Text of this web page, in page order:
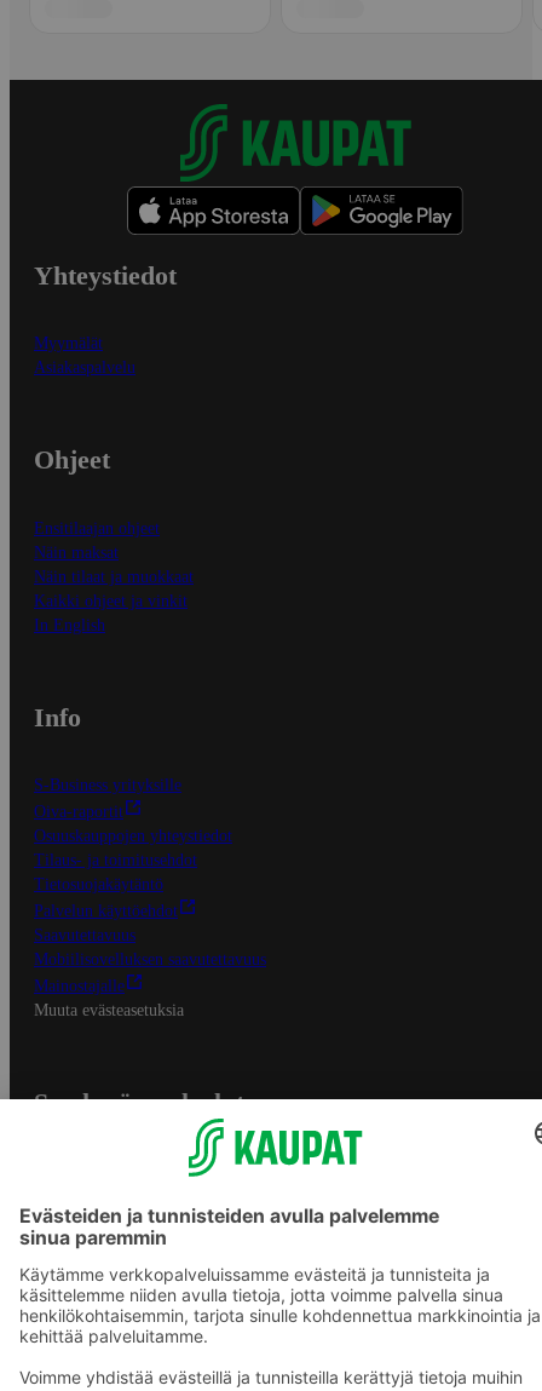
Yhteystiedot
Myymälät
Asiakaspalvelu
Ohjeet
Ensitilaajan ohjeet
Näin maksat
Näin tilaat ja muokkaat
Kaikki ohjeet ja vinkit
In English
Info
S-Business yrityksille
Oiva-raportit
Osuuskauppojen yhteystiedot
Tilaus- ja toimitusehdot
Tietosuojakäytäntö
Palvelun käyttöehdot
Saavutettavuus
Mobiilisovelluksen saavutettavuus
Mainostajalle
Muuta evästeasetuksia
S-ryhmän palvelut
Yhteishyvä Ruoka -sovellus
S-ostoslista -sovellus
Prisma.fi
Sokos.fi
S-Pankki
Sokos Hotels